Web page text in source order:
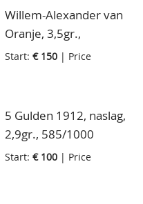
Willem-Alexander van
Oranje, 3,5gr.,
585/1000
Start: € 150 | Price
5 Gulden 1912, naslag,
2,9gr., 585/1000
Start: € 100 | Price